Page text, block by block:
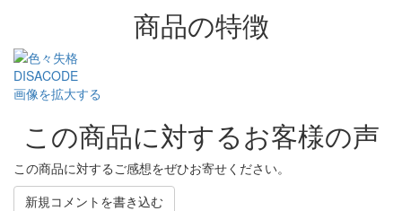
商品の特徴
画像を拡大する
この商品に対するお客様の声
この商品に対するご感想をぜひお寄せください。
新規コメントを書き込む